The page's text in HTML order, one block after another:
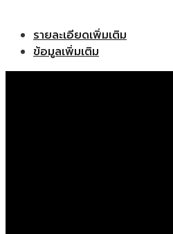
รายละเอียดเพิ่มเติม
ข้อมูลเพิ่มเติม